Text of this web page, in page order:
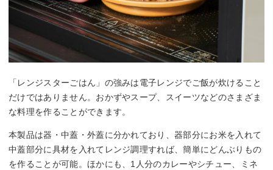
「レンジスターごはん」の強みは電子レンジでご飯が炊けること
だけではありません。おかずやスープ、スイーツなどのさまざま
な料理を作ることができます。
本製品は器・中蓋・外蓋に分かれており、器部分にお米を入れて
中蓋部分に具材を入れてレンジ調理すれば、簡単にどんぶりもの
を作ることが可能。ほかにも、1人分のカレーやシチュー、ミネ